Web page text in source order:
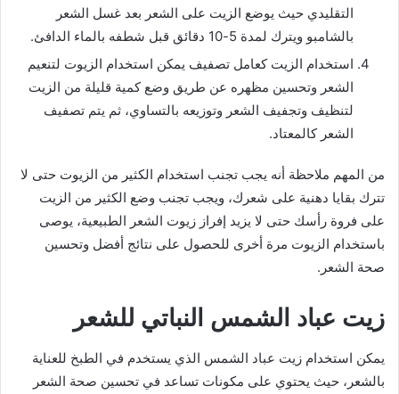
التقليدي حيث يوضع الزيت على الشعر بعد غسل الشعر
بالشامبو ويترك لمدة 5-10 دقائق قبل شطفه بالماء الدافئ.
استخدام الزيت كعامل تصفيف يمكن استخدام الزيوت لتنعيم
الشعر وتحسين مظهره عن طريق وضع كمية قليلة من الزيت
لتنظيف وتجفيف الشعر وتوزيعه بالتساوي، ثم يتم تصفيف
الشعر كالمعتاد.
من المهم ملاحظة أنه يجب تجنب استخدام الكثير من الزيوت حتى لا
تترك بقايا دهنية على شعرك، ويجب تجنب وضع الكثير من الزيت
على فروة رأسك حتى لا يزيد إفراز زيوت الشعر الطبيعية، يوصى
باستخدام الزيوت مرة أخرى للحصول على نتائج أفضل وتحسين
صحة الشعر.
زيت عباد الشمس النباتي للشعر
يمكن استخدام زيت عباد الشمس الذي يستخدم في الطبخ للعناية
بالشعر، حيث يحتوي على مكونات تساعد في تحسين صحة الشعر